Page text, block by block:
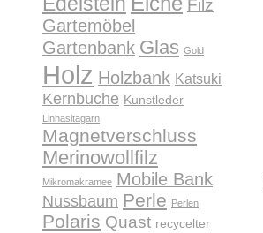
Filz
Gartemöbel
Gartenbank Glas Gold
Holz Holzbank Katsuki
Kernbuche Kunstleder
Linhasitagarn
Magnetverschluss
Merinowollfilz
Mikromakramee Mobile Bank
Nussbaum Perle Perlen
Polaris Quast recycelter